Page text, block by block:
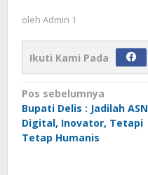
oleh Admin 1
Ikuti Kami Pada
Navigasi
pos
Pos sebelumnya
Bupati Delis : Jadilah ASN
Digital, Inovator, Tetapi
Tetap Humanis